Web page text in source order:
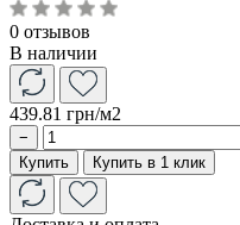
0 отзывов
В наличии
439.81 грн/м2
−
Купить
Купить в 1 клик